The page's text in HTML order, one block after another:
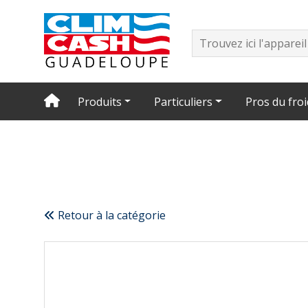
Produits Particuliers Pros du
Retour à la catégorie